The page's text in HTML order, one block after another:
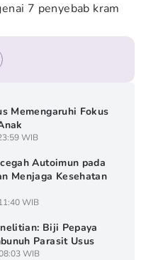
7 penyebab kram
Memengaruhi Fokus
WIB
Autoimun pada
Menjaga Kesehatan
WIB
Biji Pepaya
Parasit Usus
WIB